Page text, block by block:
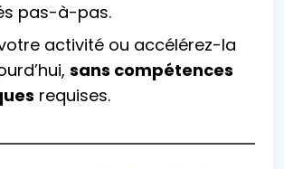
pas-à-pas.
activité ou accélérez-la
sans compétences
requises.